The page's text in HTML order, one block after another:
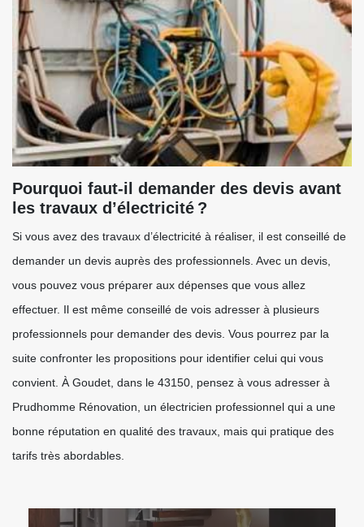
Pourquoi faut-il demander des devis avant
les travaux d’électricité ?
Si vous avez des travaux d’électricité à réaliser, il est conseillé de
demander un devis auprès des professionnels. Avec un devis,
vous pouvez vous préparer aux dépenses que vous allez
effectuer. Il est même conseillé de vois adresser à plusieurs
professionnels pour demander des devis. Vous pourrez par la
suite confronter les propositions pour identifier celui qui vous
convient. À Goudet, dans le 43150, pensez à vous adresser à
Prudhomme Rénovation, un électricien professionnel qui a une
bonne réputation en qualité des travaux, mais qui pratique des
tarifs très abordables.